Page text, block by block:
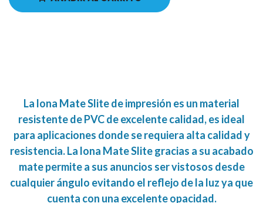
La lona Mate Slite de impresión es un material
resistente de PVC de excelente calidad, es ideal
para aplicaciones donde se requiera alta calidad y
resistencia. La lona Mate Slite gracias a su acabado
mate permite a sus anuncios ser vistosos desde
cualquier ángulo evitando el reflejo de la luz ya que
cuenta con una excelente opacidad.